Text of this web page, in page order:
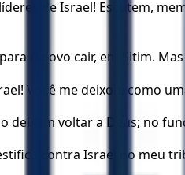
líderes de Israel! Escutem,
o povo cair, em Sitim.
Você me deixou, como
o deixam voltar a Deus; no
contra Israel no meu